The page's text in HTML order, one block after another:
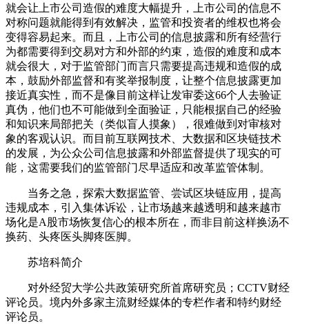
就会让上市公司造假的难度大幅提升，上市公司的信息不
对称问题就能得到有效解决，监管和投资者的维权也将会
变得容易起来。而且，上市公司的信息披露和所有经营行
为都需要得到交易对方和外部的约束，造假的难度和成本
就会很大，对于监管部门而言只需要提高违规和造假的成
本，鼓励外部监督和有奖举报制度，让整个信息披露更加
接近真实性，而不是像目前这样让发审委这66个人去验证
真伪，他们也不可能做到全面验证，只能根据自己的经验
和知识来局部把关（类似盲人摸象），很难做到对审核对
象的客观认识。而目前互联网技术、大数据和区块链技术
的发展，为公众公司信息披露和外部监督提供了现实的可
能，这需要我们的监管部门尽早适应和改革监管体制。
当务之急，探索大数据监管、尝试区块链应用，提高
违规成本，引入集体诉讼，让市场越来越透明和越来越市
场化是A股市场恢复信心的根本所在，而非目前这样换汤不
换药、头疼医头脚疼医脚。
苏培科简介
对外经贸大学公共政策研究所首席研究员；CCTV财经
评论员。境内外多家主流财经媒体的专栏作者和特约财经
评论员。